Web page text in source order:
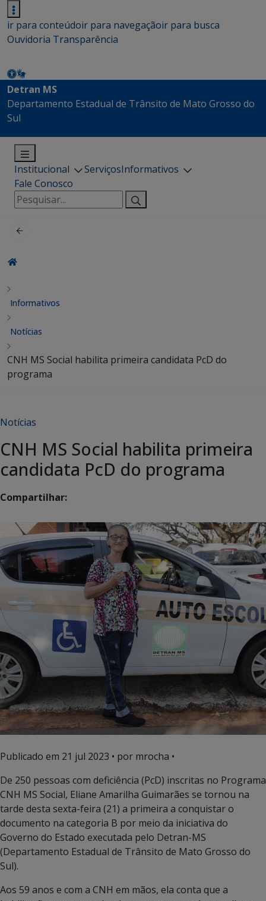
ir para conteúdoir para navegaçãoir para busca
Ouvidoria Transparência
Detran MS
Departamento Estadual de Trânsito de Mato Grosso do
Sul
Institucional ServiçosInformativos
Fale Conosco
Pesquisar
por:
Informativos
Notícias
CNH MS Social habilita primeira candidata PcD do
programa
Notícias
CNH MS Social habilita primeira
candidata PcD do programa
Compartilhar:
Publicado em 21 jul 2023 • por mrocha •
De 250 pessoas com deficiência (PcD) inscritas no Programa
CNH MS Social, Eliane Amarilha Guimarães se tornou na
tarde desta sexta-feira (21) a primeira a conquistar o
documento na categoria B por meio da iniciativa do
Governo do Estado executada pelo Detran-MS
(Departamento Estadual de Trânsito de Mato Grosso do
Sul).
Aos 59 anos e com a CNH em mãos, ela conta que a